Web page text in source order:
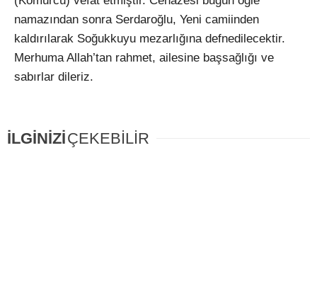
namazından sonra Serdaroğlu, Yeni camiinden
kaldırılarak Soğukkuyu mezarlığına defnedilecektir.
Merhuma Allah’tan rahmet, ailesine başsağlığı ve
sabırlar dileriz.
İLGİNİZİÇEKEBİLİR